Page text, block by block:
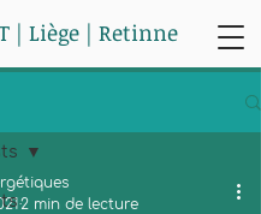
| Liège | Retinne
2 min de lecture